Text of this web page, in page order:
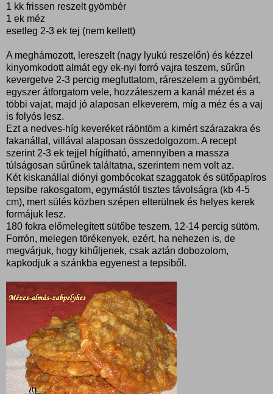
1 kk frissen reszelt gyömbér
1 ek méz
esetleg 2-3 ek tej (nem kellett)
A meghámozott, lereszelt (nagy lyukú reszelőn) és kézzel
kinyomkodott almát egy ek-nyi forró vajra teszem, sűrűn
kevergetve 2-3 percig megfuttatom, ráreszelem a gyömbért,
egyszer átforgatom vele, hozzáteszem a kanál mézet és a
többi vajat, majd jó alaposan elkeverem, míg a méz és a vaj
is folyós lesz.
Ezt a nedves-híg keveréket ráöntöm a kimért szárazakra és
fakanállal, villával alaposan összedolgozom. A recept
szerint 2-3 ek tejjel hígítható, amennyiben a massza
túlságosan sűrűnek találtatna, szerintem nem volt az.
Két kiskanállal diónyi gombócokat szaggatok és sütőpapíros
tepsibe rakosgatom, egymástól tisztes távolságra (kb 4-5
cm), mert sülés közben szépen elterülnek és helyes kerek
formájuk lesz.
180 fokra előmelegített sütőbe teszem, 12-14 percig sütöm.
Forrón, melegen törékenyek, ezért, ha nehezen is, de
megvárjuk, hogy kihűljenek, csak aztán dobozolom,
kapkodjuk a szánkba egyenest a tepsiből.